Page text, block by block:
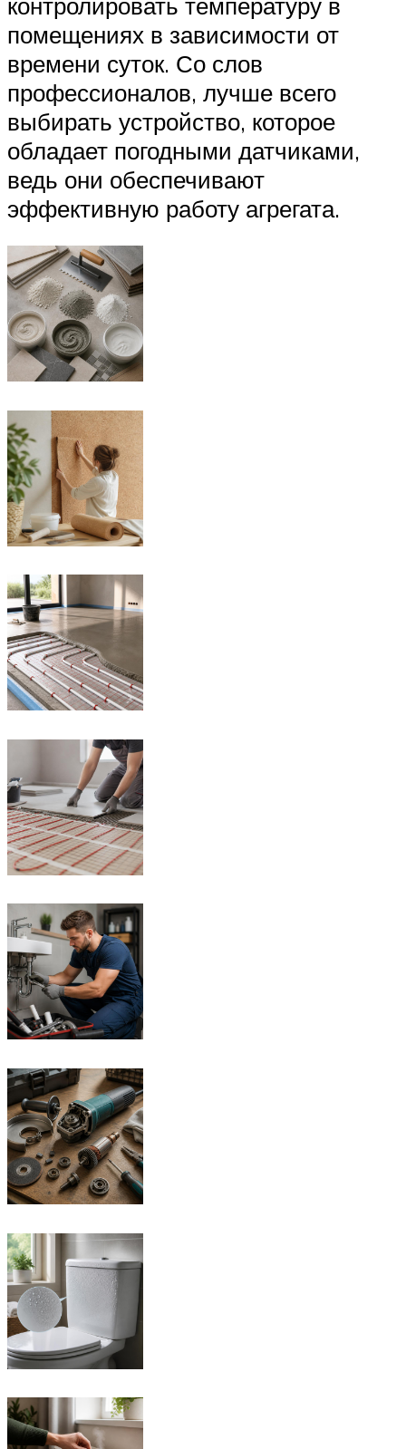
помещениях в зависимости от
времени суток. Со слов
профессионалов, лучше всего
выбирать устройство, которое
обладает погодными датчиками,
ведь они обеспечивают
эффективную работу агрегата.